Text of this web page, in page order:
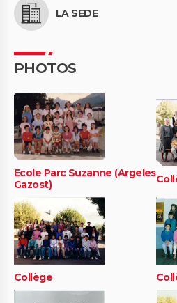
LA SEDE
PHOTOS
Ecole Parc Suzanne (Argeles
Gazost)
Collège